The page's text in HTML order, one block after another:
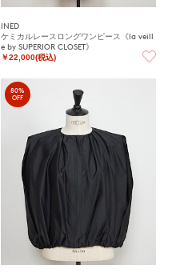
INED
ケミカルレースロングワンピース《la veill
e by SUPERIOR CLOSET》
￥22,000(税込)
80%
OFF